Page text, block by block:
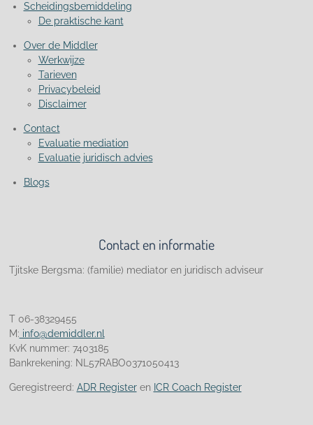
Scheidingsbemiddeling
De praktische kant
Over de Middler
Werkwijze
Tarieven
Privacybeleid
Disclaimer
Contact
Evaluatie mediation
Evaluatie juridisch advies
Blogs
Contact en informatie
Tjitske Bergsma: (familie) mediator en juridisch adviseur
T 06-38329455
M: info@demiddler.nl
KvK nummer: 7403185
Bankrekening: NL57RABO0371050413
Geregistreerd: ADR Registeren ICR Coach Register